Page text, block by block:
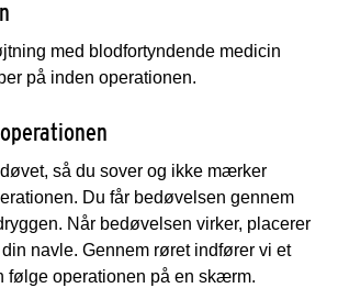
med blodfortyndende medicin
på inden operationen.
så du sover og ikke mærker
Du får bedøvelsen gennem
Når bedøvelsen virker, placerer
navle. Gennem røret indfører vi et
følge operationen på en skærm.